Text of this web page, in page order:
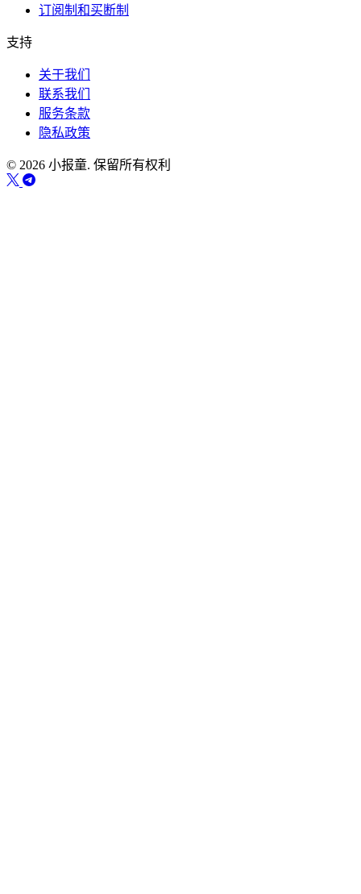
订阅制和买断制
支持
关于我们
联系我们
服务条款
隐私政策
© 2026 小报童. 保留所有权利